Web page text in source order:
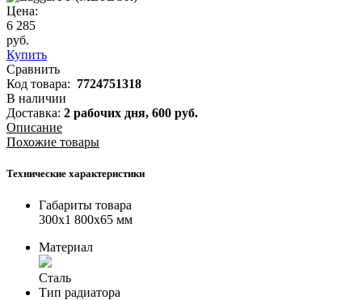
Цена:
6 285
руб.
Купить
Сравнить
Код товара: 7724751318
В наличии
Доставка: 2 рабочих дня, 600 руб.
Описание
Похожие товары
Технические характеристики
Габариты товара
300x1 800x65 мм
Материал
Сталь
Тип радиатора